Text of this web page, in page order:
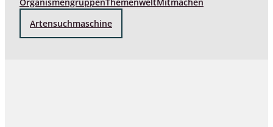
Artensuchmaschine